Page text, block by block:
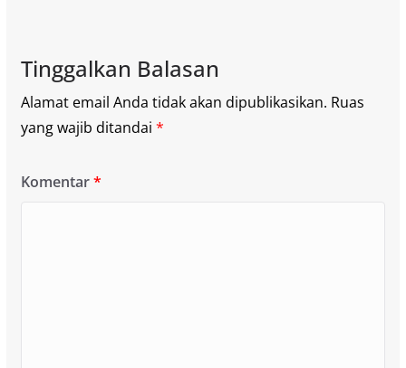
Tinggalkan Balasan
Alamat email Anda tidak akan dipublikasikan. Ruas
yang wajib ditandai *
Komentar*